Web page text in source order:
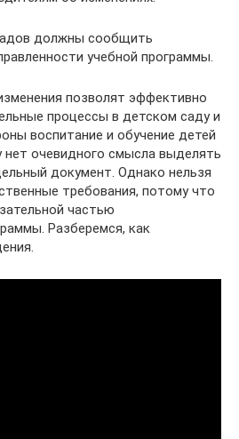
должны сообщить
учебной программы.
позволят эффективно
процессы в детском саду и
воспитание и обучение детей
очевидного смысла выделять
документ. Однако нельзя
требования, потому что
частью
Разберемся, как